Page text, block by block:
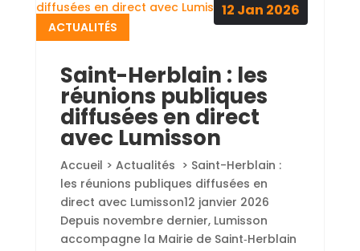
Saint-Herblain : les
réunions publiques
diffusées en direct
avec Lumisson
ACTUALITÉS
Accueil > Actualités > Saint-Herblain :
les réunions publiques diffusées en
direct avec Lumisson12 janvier 2026
Depuis novembre dernier, Lumisson
accompagne la Mairie de Saint‑Herblain
12 Jan 2026